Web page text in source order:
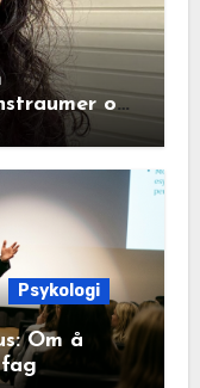
og
Psykologi
Om å